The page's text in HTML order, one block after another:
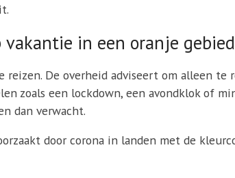
in een oranje gebied
De overheid adviseert om alleen
zoals een lockdown, een avondklok of
dan verwacht.
door corona in landen met de